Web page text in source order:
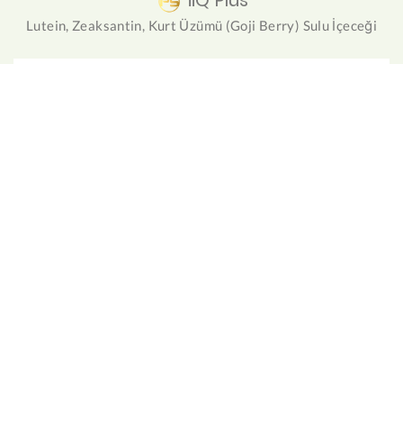
Lutein, Zeaksantin, Kurt Üzümü (Goji Berry) Sulu İçeceği